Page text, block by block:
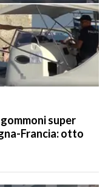
super
Francia: otto